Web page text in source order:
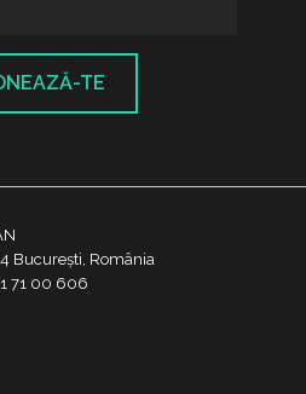
TE
București, România
71 00 606